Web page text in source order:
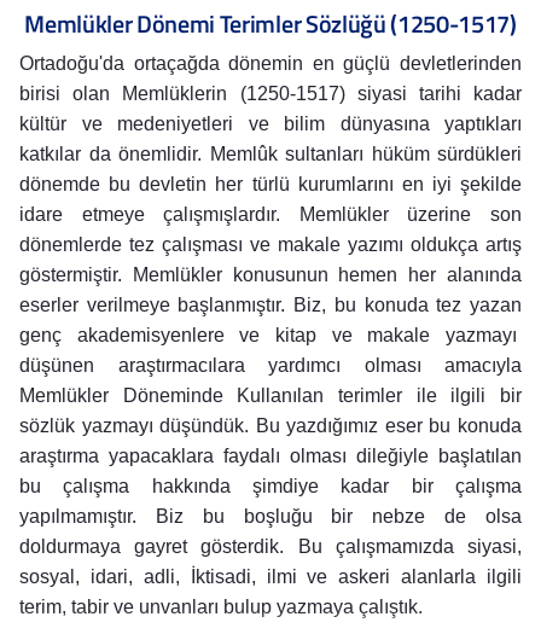
Memlükler Dönemi Terimler Sözlüğü (1250-1517)
Ortadoğu'da ortaçağda dönemin en güçlü devletlerinden
birisi olan Memlüklerin (1250-1517) siyasi tarihi kadar
kültür ve medeniyetleri ve bilim dünyasına yaptıkları
katkılar da önemlidir. Memlûk sultanları hüküm sürdükleri
dönemde bu devletin her türlü kurumlarını en iyi şekilde
idare etmeye çalışmışlardır. Memlükler üzerine son
dönemlerde tez çalışması ve makale yazımı oldukça artış
göstermiştir. Memlükler konusunun hemen her alanında
eserler verilmeye başlanmıştır. Biz, bu konuda tez yazan
genç akademisyenlere ve kitap ve makale yazmayı
düşünen araştırmacılara yardımcı olması amacıyla
Memlükler Döneminde Kullanılan terimler ile ilgili bir
sözlük yazmayı düşündük. Bu yazdığımız eser bu konuda
araştırma yapacaklara faydalı olması dileğiyle başlatılan
bu çalışma hakkında şimdiye kadar bir çalışma
yapılmamıştır. Biz bu boşluğu bir nebze de olsa
doldurmaya gayret gösterdik. Bu çalışmamızda siyasi,
sosyal, idari, adli, İktisadi, ilmi ve askeri alanlarla ilgili
terim, tabir ve unvanları bulup yazmaya çalıştık.